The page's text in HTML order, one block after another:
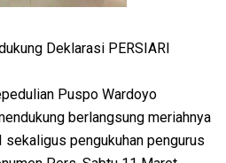
Deklarasi PERSIARI
Puspo Wardoyo
berlangsung meriahnya
sekaligus pengukuhan pengurus